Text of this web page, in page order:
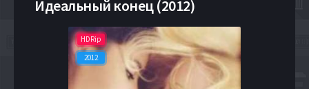
Идеальный конец (2012)
HDRip
2012